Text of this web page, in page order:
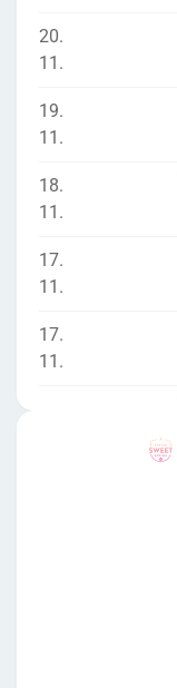
20.
11.
19.
11.
18.
11.
17.
11.
17.
11.